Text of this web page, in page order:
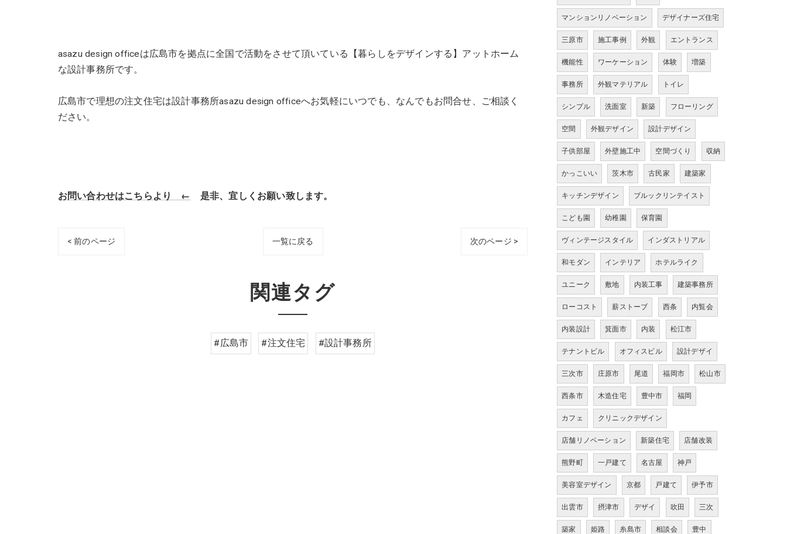
asazu design officeは広島市を拠点に全国で活動をさせて頂いている【暮らしをデザインする】アットホーム
な設計事務所です。
広島市で理想の注文住宅は設計事務所asazu design officeへお気軽にいつでも、なんでもお問合せ、ご相談く
ださい。
お問い合わせはこちらより ← 是非、宜しくお願い致します。
< 前のページ 一覧に戻る 次のページ >
関連タグ
#広島市 #注文住宅 #設計事務所
マンションリノベーション デザイナーズ住宅
三原市 施工事例 外観 エントランス
機能性 ワーケーション 体験 増築
事務所 外観マテリアル トイレ
シンプル 洗面室 新築 フローリング
空間 外観デザイン 設計デザイン
子供部屋 外壁施工中 空間づくり 収納
かっこいい 茨木市 古民家 建築家
キッチンデザイン ブルックリンテイスト
こども園 幼稚園 保育園
ヴィンテージスタイル インダストリアル
和モダン インテリア ホテルライク
ユニーク 敷地 内装工事 建築事務所
ローコスト 薪ストーブ 西条 内覧会
内装設計 箕面市 内装 松江市
テナントビル オフィスビル 設計デザイ
三次市 庄原市 尾道 福岡市 松山市
西条市 木造住宅 豊中市 福岡
カフェ クリニックデザイン
店舗リノベーション 新築住宅 店舗改装
熊野町 一戸建て 名古屋 神戸
美容室デザイン 京都 戸建て 伊予市
出雲市 摂津市 デザイ 吹田 三次
築家 姫路 糸島市 相談会 豊中